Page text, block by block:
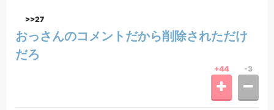
>>27
おっさんのコメントだから削除されただけ
だろ
+44 -3